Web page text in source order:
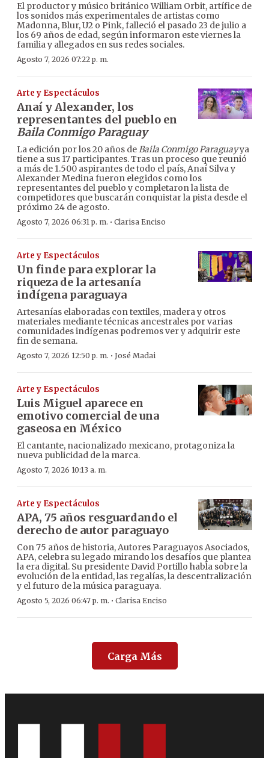
El productor y músico británico William Orbit, artífice de
los sonidos más experimentales de artistas como
Madonna, Blur, U2 o Pink, falleció el pasado 23 de julio a
los 69 años de edad, según informaron este viernes la
familia y allegados en sus redes sociales.
Agosto 7, 2026 07:22 p. m.
Arte y Espectáculos
Anaí y Alexander, los
representantes del pueblo en
Baila Conmigo Paraguay
La edición por los 20 años deBaila Conmigo Paraguayya
tiene a sus 17 participantes. Tras un proceso que reunió
a más de 1.500 aspirantes de todo el país, Anaí Silva y
Alexander Medina fueron elegidos como los
representantes del pueblo y completaron la lista de
competidores que buscarán conquistar la pista desde el
próximo 24 de agosto.
Agosto 7, 2026 06:31 p. m. · Clarisa Enciso
Arte y Espectáculos
Un finde para explorar la
riqueza de la artesanía
indígena paraguaya
Artesanías elaboradas con textiles, madera y otros
materiales mediante técnicas ancestrales por varias
comunidades indígenas podremos ver y adquirir este
fin de semana.
Agosto 7, 2026 12:50 p. m. · José Madai
Arte y Espectáculos
Luis Miguel aparece en
emotivo comercial de una
gaseosa en México
El cantante, nacionalizado mexicano, protagoniza la
nueva publicidad de la marca.
Agosto 7, 2026 10:13 a. m.
Arte y Espectáculos
APA, 75 años resguardando el
derecho de autor paraguayo
Con 75 años de historia, Autores Paraguayos Asociados,
APA, celebra su legado mirando los desafíos que plantea
la era digital. Su presidente David Portillo habla sobre la
evolución de la entidad, las regalías, la descentralización
y el futuro de la música paraguaya.
Agosto 5, 2026 06:47 p. m. · Clarisa Enciso
Carga Más